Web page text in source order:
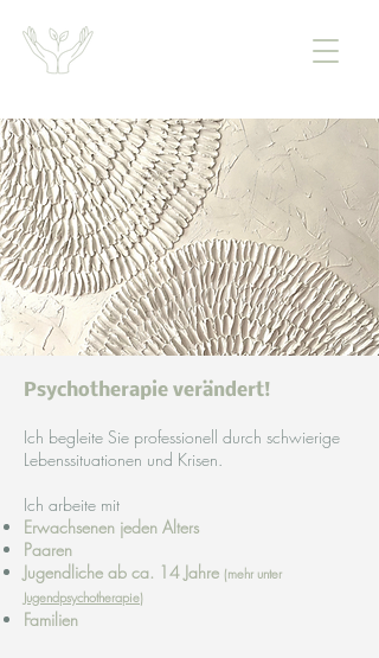
Psychotherapie verändert!
Ich begleite Sie professionell durch schwierige
Lebenssituationen und Krisen.
Ich arbeite mit
Erwachsenen jeden Alters
Paaren
Jugendliche ab ca. 14 Jahre (mehr unter
Jugendpsychotherapie)
Familien